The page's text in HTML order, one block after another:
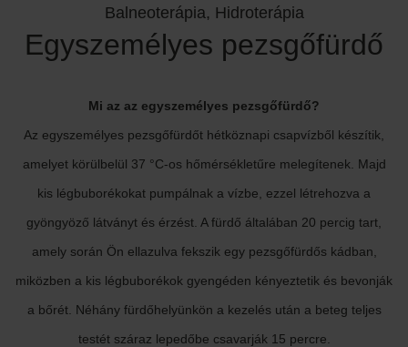
Balneoterápia, Hidroterápia
Egyszemélyes pezsgőfürdő
Mi az az egyszemélyes pezsgőfürdő?
Az egyszemélyes pezsgőfürdőt hétköznapi csapvízből készítik,
amelyet körülbelül 37 °C-os hőmérsékletűre melegítenek. Majd
kis légbuborékokat pumpálnak a vízbe, ezzel létrehozva a
gyöngyöző látványt és érzést. A fürdő általában 20 percig tart,
amely során Ön ellazulva fekszik egy pezsgőfürdős kádban,
miközben a kis légbuborékok gyengéden kényeztetik és bevonják
a bőrét. Néhány fürdőhelyünkön a kezelés után a beteg teljes
testét száraz lepedőbe csavarják 15 percre.